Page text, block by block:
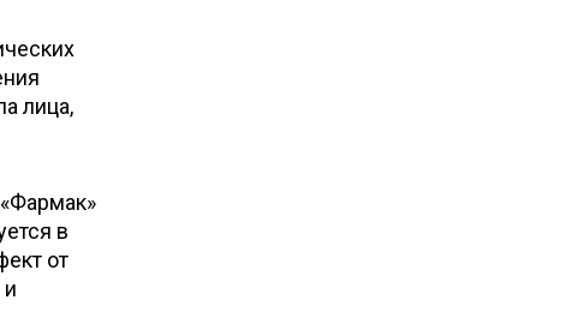
лица,
в
от